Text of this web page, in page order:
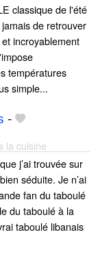
classique de l'été
de retrouver
incroyablement
températures
simple...
-
la cuisine
j’ai trouvée sur
séduite. Je n’ai
fan du taboulé
du taboulé à la
taboulé libanais